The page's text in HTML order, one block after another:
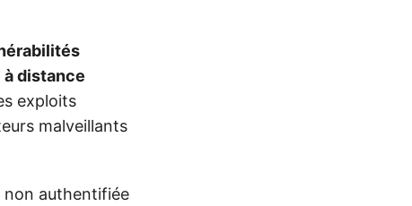
distance
exploits
malveillants
non authentifiée